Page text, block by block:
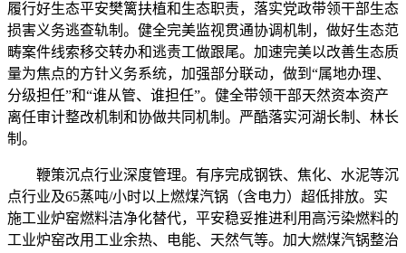
履行好生态平安樊篱扶植和生态职责，落实党政带领干部生态
损害义务逃查轨制。健全完美监视贯通协调机制，做好生态范
畴案件线索移交转办和逃责工做跟尾。加速完美以改善生态质
量为焦点的方针义务系统，加强部分联动，做到“属地办理、
分级担任”和“谁从管、谁担任”。健全带领干部天然资本资产
离任审计整改机制和协做共同机制。严酷落实河湖长制、林长
制。
鞭策沉点行业深度管理。有序完成钢铁、焦化、水泥等沉
点行业及65蒸吨/小时以上燃煤汽锅（含电力）超低排放。实
施工业炉窑燃料洁净化替代，平安稳妥推进利用高污染燃料的
工业炉窑改用工业余热、电能、天然气等。加大燃煤汽锅整治